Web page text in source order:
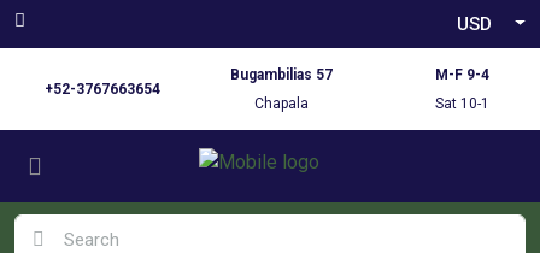
USD
+52-3767663654
Bugambilias 57
Chapala
M-F 9-4
Sat 10-1